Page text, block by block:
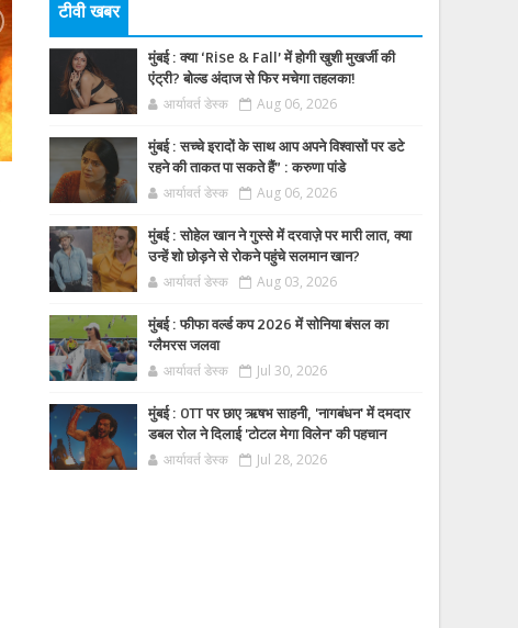
टीवी खबर
मुंबई : क्या ‘Rise & Fall’ में होगी खुशी मुखर्जी की
एंट्री? बोल्ड अंदाज से फिर मचेगा तहलका!
आर्यावर्त डेस्क Aug 06, 2026
मुंबई : सच्चे इरादों के साथ आप अपने विश्वासों पर डटे
रहने की ताकत पा सकते हैं” : करुणा पांडे
आर्यावर्त डेस्क Aug 06, 2026
मुंबई : सोहेल खान ने गुस्से में दरवाज़े पर मारी लात, क्या
उन्हें शो छोड़ने से रोकने पहुंचे सलमान खान?
आर्यावर्त डेस्क Aug 03, 2026
मुंबई : फीफा वर्ल्ड कप 2026 में सोनिया बंसल का
ग्लैमरस जलवा
आर्यावर्त डेस्क Jul 30, 2026
मुंबई : OTT पर छाए ऋषभ साहनी, 'नागबंधन' में दमदार
डबल रोल ने दिलाई 'टोटल मेगा विलेन' की पहचान
आर्यावर्त डेस्क Jul 28, 2026